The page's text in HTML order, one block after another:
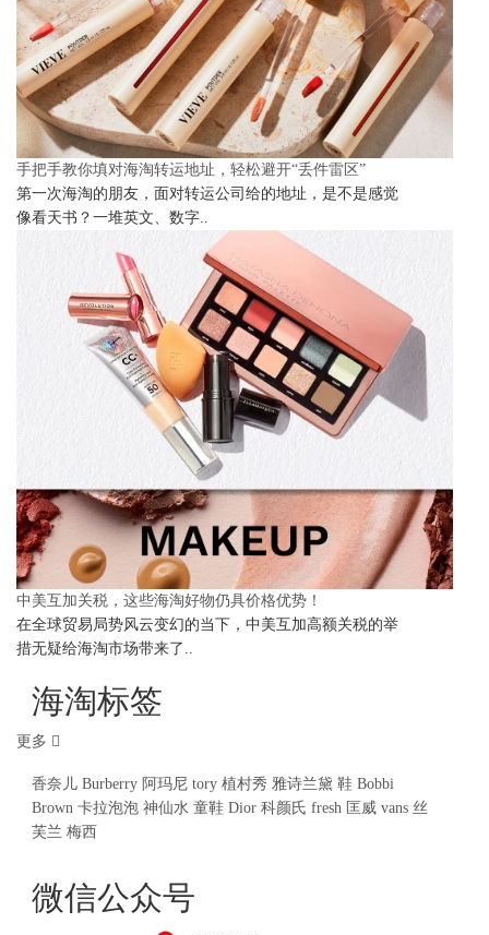
手把手教你填对海淘转运地址，轻松避开“丢件雷区”
第一次海淘的朋友，面对转运公司给的地址，是不是感觉
像看天书？一堆英文、数字..
中美互加关税，这些海淘好物仍具价格优势！
在全球贸易局势风云变幻的当下，中美互加高额关税的举
措无疑给海淘市场带来了..
海淘标签
更多
香奈儿 Burberry 阿玛尼 tory 植村秀 雅诗兰黛 鞋 Bobbi
Brown 卡拉泡泡 神仙水 童鞋 Dior 科颜氏 fresh 匡威 vans 丝
芙兰 梅西
微信公众号